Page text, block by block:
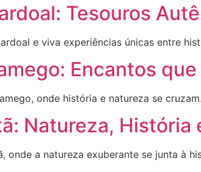
Tesouros
e viva experiências únicas entre
Encantos
onde história e natureza se
Natureza, História
onde a natureza exuberante se junta à